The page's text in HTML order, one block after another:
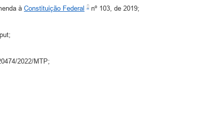
à Constituição Federal
nº 103, de 2019;
2022/MTP;